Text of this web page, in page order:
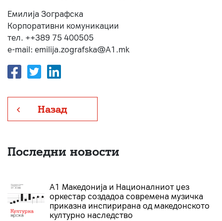
Емилија Зографска
Корпоративни комуникации
тел. ++389 75 400505
e-mail: emilija.zografska@A1.mk
Назад
Последни новости
А1 Македонија и Националниот џез
оркестар создадоа современа музичка
приказна инспирирана од македонското
културно наследство